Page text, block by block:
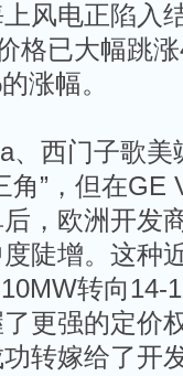
风电正陷入
格已大幅跳
涨幅。
、西门子歌
角”，但在GE
，欧洲开发
陡增。这种
转向14-
更强的定价
转嫁给了开